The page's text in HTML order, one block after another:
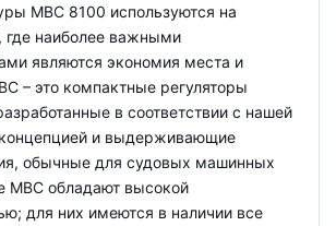
MBC 8100 используются на
где наиболее важными
являются экономия места и
– это компактные регуляторы
в соответствии с нашей
и выдерживающие
обычные для судовых машинных
MBC обладают высокой
для них имеются в наличии все